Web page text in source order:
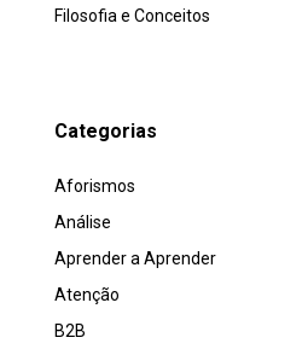
Filosofia e Conceitos
Categorias
Aforismos
Análise
Aprender a Aprender
Atenção
B2B